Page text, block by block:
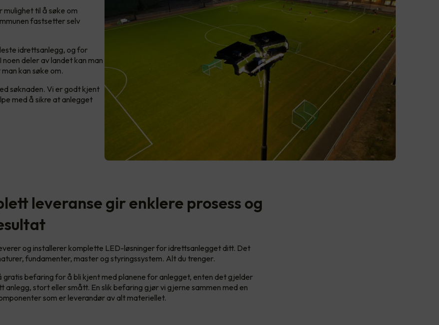
til å søke om
fastsetter selv
idrettsanlegg, og for
deler av landet kan man
kan søke om.
søknaden. Vi er godt kjent
med å sikre at anlegget
leveranse gir enklere prosess og
og installerer komplette LED-løsninger for idrettsanlegget ditt. Det
fundamenter, master og styringssystem. Alt du trenger.
gratis befaring for å bli kjent med planene for anlegget, enten det gjelder
anlegg, stort eller smått. En slik befaring gjør vi gjerne sammen med en
som er leverandør av alt materiellet.